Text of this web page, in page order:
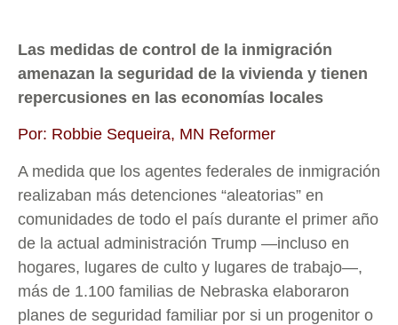
Las medidas de control de la inmigración
amenazan la seguridad de la vivienda y tienen
repercusiones en las economías locales
Por: Robbie Sequeira, MN Reformer
A medida que los agentes federales de inmigración
realizaban más detenciones “aleatorias” en
comunidades de todo el país durante el primer año
de la actual administración Trump —incluso en
hogares, lugares de culto y lugares de trabajo—,
más de 1.100 familias de Nebraska elaboraron
planes de seguridad familiar por si un progenitor o